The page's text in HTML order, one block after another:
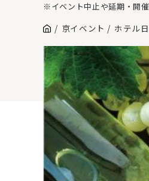
※イベント中止や延期・開
京イベント ホテル